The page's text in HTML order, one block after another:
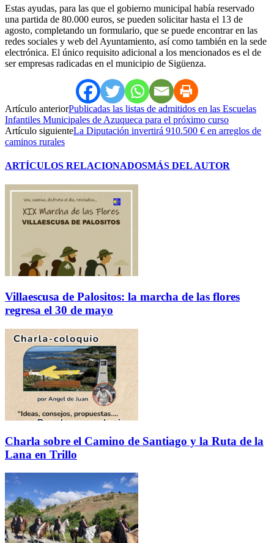
Estas ayudas, para las que el gobierno municipal había reservado
una partida de 80.000 euros, se pueden solicitar hasta el 13 de
agosto, completando un formulario, que se puede encontrar en las
redes sociales y web del Ayuntamiento, así como también en la sede
electrónica. El único requisito adicional a los mencionados es el de
ser empresas radicadas en el municipio de Sigüenza.
Artículo anteriorPublicadas las listas de admitidos en las Escuelas
Infantiles Municipales de Azuqueca para el próximo curso
Artículo siguienteLa Diputación invertirá 910.500 € en arreglos de
caminos rurales
ARTÍCULOS RELACIONADOSMÁS DEL AUTOR
Villaescusa de Palositos: la marcha de las flores
regresa el 30 de mayo
Charla sobre el Camino de Santiago y la Ruta de la
Lana en Trillo